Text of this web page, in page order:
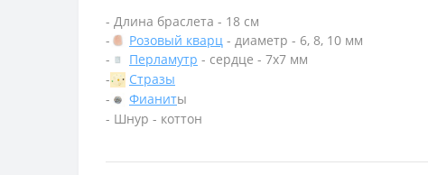
- Длина браслета - 18 см
-
Розовый кварц - диаметр - 6, 8, 10 мм
-
Перламутр - сердце - 7х7 мм
-
Стразы
-
Фианиты
- Шнур - коттон